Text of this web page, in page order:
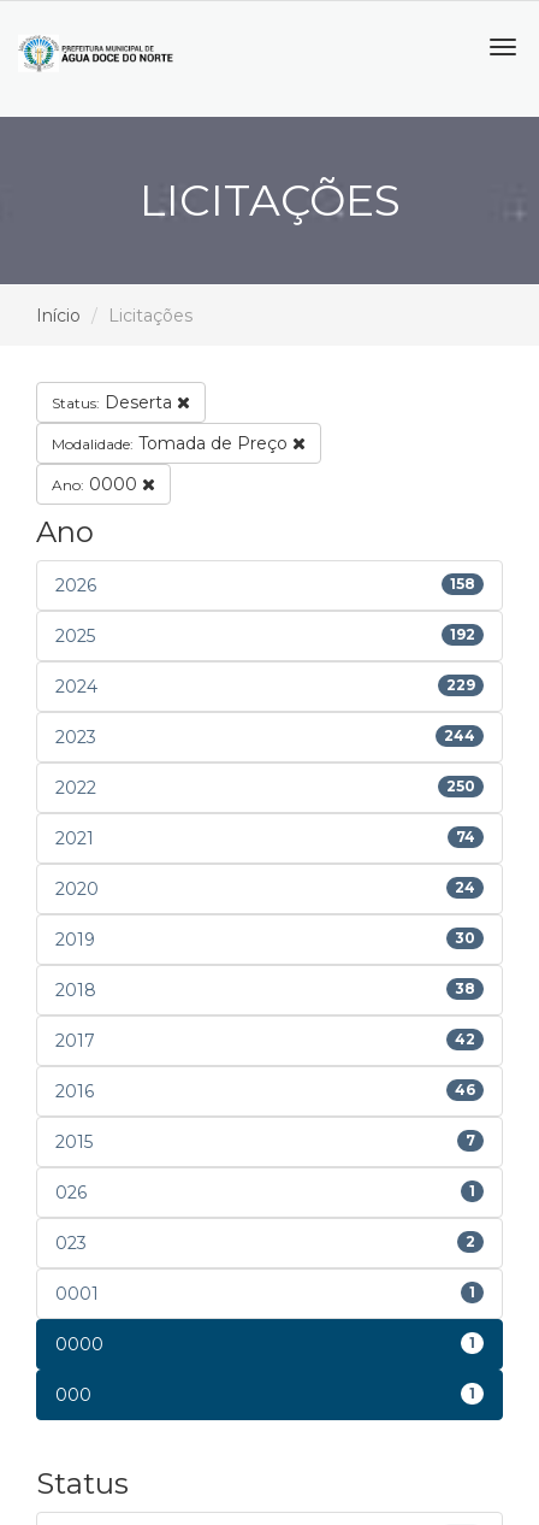
LICITAÇÕES
Início Licitações
Status: Deserta
Modalidade: Tomada de Preço
Ano: 0000
Ano
2026 158
2025 192
2024 229
2023 244
2022 250
2021 74
2020 24
2019 30
2018 38
2017 42
2016 46
2015 7
026 1
023 2
0001 1
0000 1
000 1
Status